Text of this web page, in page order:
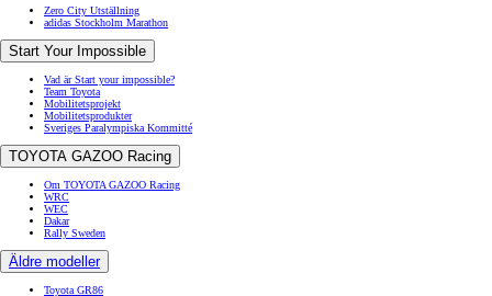
Zero City Utställning
adidas Stockholm Marathon
Start Your Impossible
Vad är Start your impossible?
Team Toyota
Mobilitetsprojekt
Mobilitetsprodukter
Sveriges Paralympiska Kommitté
TOYOTA GAZOO Racing
Om TOYOTA GAZOO Racing
WRC
WEC
Dakar
Rally Sweden
Äldre modeller
Toyota GR86